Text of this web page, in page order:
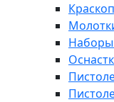
Наборы